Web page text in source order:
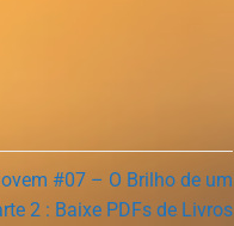
#07 – O Brilho de um
2 : Baixe PDFs de Livros